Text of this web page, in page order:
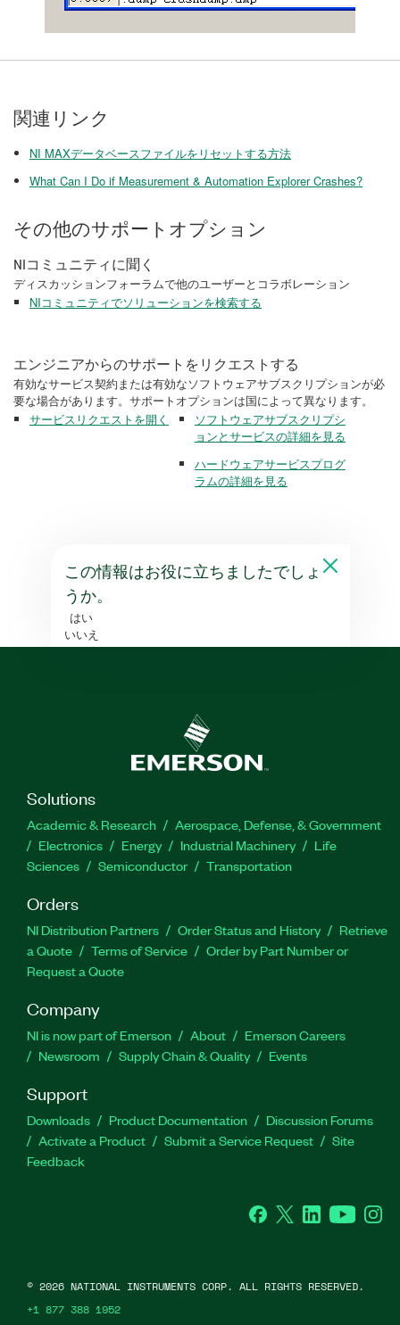
関連リンク
NI MAXデータベースファイルをリセットする方法
What Can I Do if Measurement & Automation Explorer Crashes?
その他のサポートオプション
NIコミュニティに聞く
ディスカッションフォーラムで他のユーザーとコラボレーション
NIコミュニティでソリューションを検索する
エンジニアからのサポートをリクエストする
有効なサービス契約または有効なソフトウェアサブスクリプションが必
要な場合があります。サポートオプションは国によって異なります。
サービスリクエストを開く
ソフトウェアサブスクリプシ
ョンとサービスの詳細を見る
ハードウェアサービスプログ
ラムの詳細を見る
この情報はお役に立ちましたでしょ
うか。
はい
いいえ
Solutions
Academic & Research
Aerospace, Defense, & Government
Electronics
Energy Industrial Machinery
Life
Sciences
Semiconductor Transportation
Orders
NI Distribution Partners Order Status and History
Retrieve
a Quote
Terms of Service
Order by Part Number or
Request a Quote
Company
NI is now part of Emerson About
Emerson Careers
Newsroom
Supply Chain & Quality Events
Support
Downloads Product Documentation
Discussion Forums
Activate a Product
Submit a Service Request
Site
Feedback
Facebook
Twitter LinkedInYouTube
© 2026 NATIONAL INSTRUMENTS CORP. ALL RIGHTS RESERVED.
+1 877 388 1952